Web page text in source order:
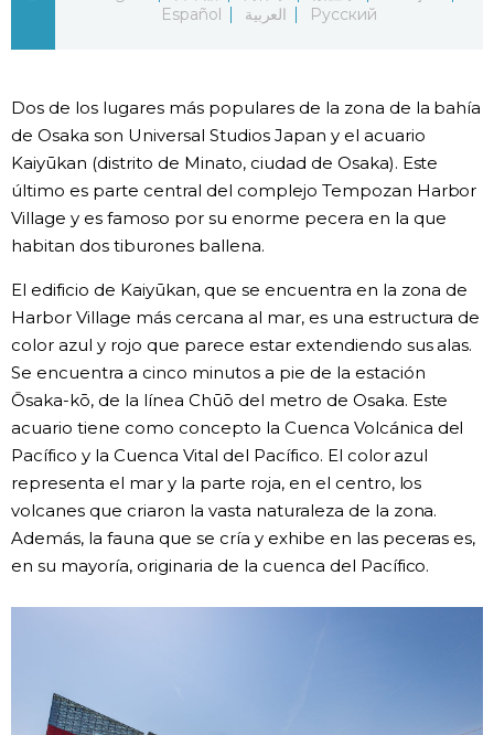
Blog
Tokio
Avisos
Español
العربية Русский
Dos de los lugares más populares de la zona de la bahía
de Osaka son Universal Studios Japan y el acuario
Kaiyūkan (distrito de Minato, ciudad de Osaka). Este
último es parte central del complejo Tempozan Harbor
Village y es famoso por su enorme pecera en la que
habitan dos tiburones ballena.
El edificio de Kaiyūkan, que se encuentra en la zona de
Harbor Village más cercana al mar, es una estructura de
color azul y rojo que parece estar extendiendo sus alas.
Se encuentra a cinco minutos a pie de la estación
Ōsaka-kō, de la línea Chūō del metro de Osaka. Este
acuario tiene como concepto la Cuenca Volcánica del
Pacífico y la Cuenca Vital del Pacífico. El color azul
representa el mar y la parte roja, en el centro, los
volcanes que criaron la vasta naturaleza de la zona.
Además, la fauna que se cría y exhibe en las peceras es,
en su mayoría, originaria de la cuenca del Pacífico.